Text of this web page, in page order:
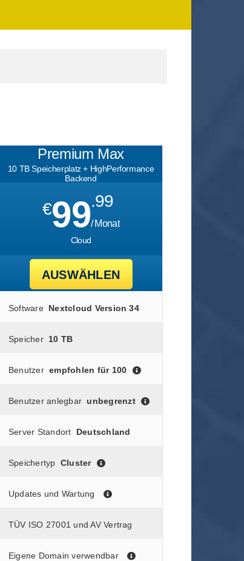
Premium Max
10 TB Speicherplatz + HighPerformance
Backend
€99.99
/ Monat
Cloud
AUSWÄHLEN
Software Nextcloud Version 34
Speicher 10 TB
Benutzer empfohlen für 100
Benutzer anlegbar unbegrenzt
Server Standort Deutschland
Speichertyp Cluster
Updates und Wartung
TÜV ISO 27001 und AV Vertrag
Eigene Domain verwendbar